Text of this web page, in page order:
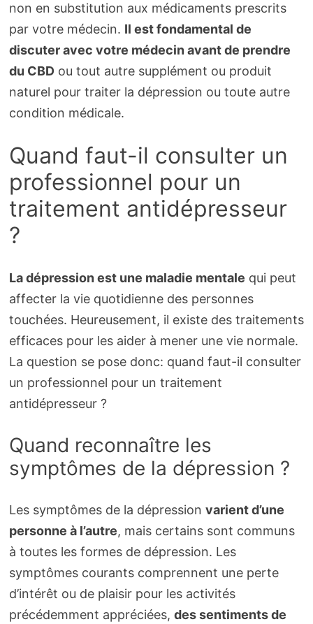
non en substitution aux médicaments prescrits
par votre médecin. Il est fondamental de
discuter avec votre médecin avant de prendre
du CBDou tout autre supplément ou produit
naturel pour traiter la dépression ou toute autre
condition médicale.
Quand faut-il consulter un
professionnel pour un
traitement antidépresseur
?
La dépression est une maladie mentale qui peut
affecter la vie quotidienne des personnes
touchées. Heureusement, il existe des traitements
efficaces pour les aider à mener une vie normale.
La question se pose donc: quand faut-il consulter
un professionnel pour un traitement
antidépresseur ?
Quand reconnaître les
symptômes de la dépression ?
Les symptômes de la dépression varient d’une
personne à l’autre, mais certains sont communs
à toutes les formes de dépression. Les
symptômes courants comprennent une perte
d’intérêt ou de plaisir pour les activités
précédemment appréciées, des sentiments de